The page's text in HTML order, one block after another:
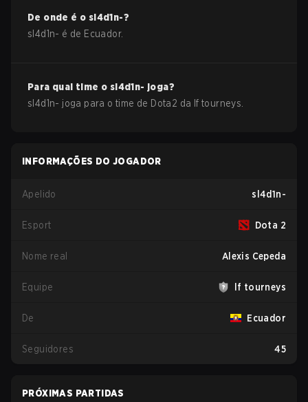
De onde é o sl4d1n-?
sl4d1n- é de Ecuador.
Para qual time o sl4d1n- joga?
sl4d1n- joga para o time de Dota2 da lf tourneys
INFORMAÇÕES DO JOGADOR
Apelido sl4d1n-
Esport Dota 2
Nome real Alexis Cepeda
Equipe lf tourneys
De Ecuador
Seguidores 45
PRÓXIMAS PARTIDAS